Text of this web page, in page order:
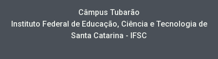
Câmpus Tubarão
Instituto Federal de Educação, Ciência e Tecnologia de
Santa Catarina - IFSC